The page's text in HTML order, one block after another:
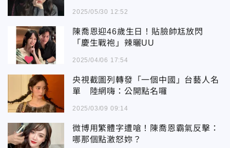
2025/05/30 12:52
陳喬恩迎46歲生日！貼臉帥尪放閃
「慶生戰袍」辣曬UU
2025/04/06 17:54
央視截圖列轉發「一個中國」台藝人名
單 陸網嗨：公開點名囉
2025/03/09 09:14
微博用繁體字遭嗆！陳喬恩霸氣反擊：
哪那個點激怒妳？